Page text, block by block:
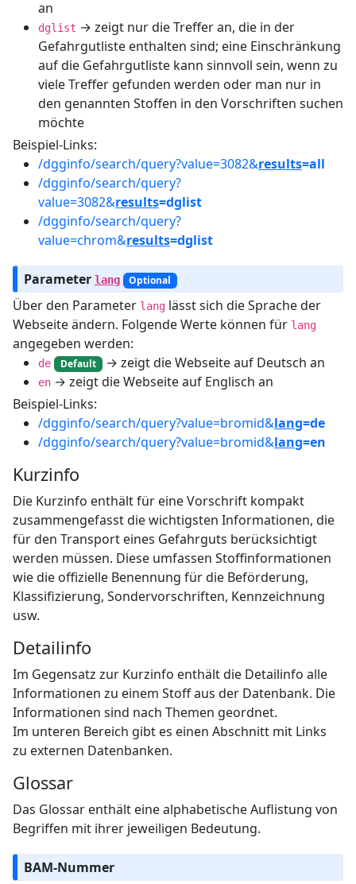
an
dglist → zeigt nur die Treffer an, die in der
Gefahrgutliste enthalten sind; eine Einschränkung
auf die Gefahrgutliste kann sinnvoll sein, wenn zu
viele Treffer gefunden werden oder man nur in
den genannten Stoffen in den Vorschriften suchen
möchte
Beispiel-Links:
/dgginfo/search/query?value=3082&results=all
/dgginfo/search/query?
value=3082&results=dglist
/dgginfo/search/query?
value=chrom&results=dglist
Parameter lang Optional
Über den Parameter lang lässt sich die Sprache der
Webseite ändern. Folgende Werte können für lang
angegeben werden:
de Default → zeigt die Webseite auf Deutsch an
en → zeigt die Webseite auf Englisch an
Beispiel-Links:
/dgginfo/search/query?value=bromid&lang=de
/dgginfo/search/query?value=bromid&lang=en
Kurzinfo
Die Kurzinfo enthält für eine Vorschrift kompakt
zusammengefasst die wichtigsten Informationen, die
für den Transport eines Gefahrguts berücksichtigt
werden müssen. Diese umfassen Stoffinformationen
wie die offizielle Benennung für die Beförderung,
Klassifizierung, Sondervorschriften, Kennzeichnung
usw.
Detailinfo
Im Gegensatz zur Kurzinfo enthält die Detailinfo alle
Informationen zu einem Stoff aus der Datenbank. Die
Informationen sind nach Themen geordnet.
Im unteren Bereich gibt es einen Abschnitt mit Links
zu externen Datenbanken.
Glossar
Das Glossar enthält eine alphabetische Auflistung von
Begriffen mit ihrer jeweiligen Bedeutung.
BAM-Nummer